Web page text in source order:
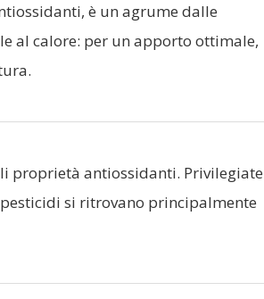
è un agrume dalle
al calore: per un apporto ottimale,
proprietà antiossidanti. Privilegiate
si ritrovano principalmente